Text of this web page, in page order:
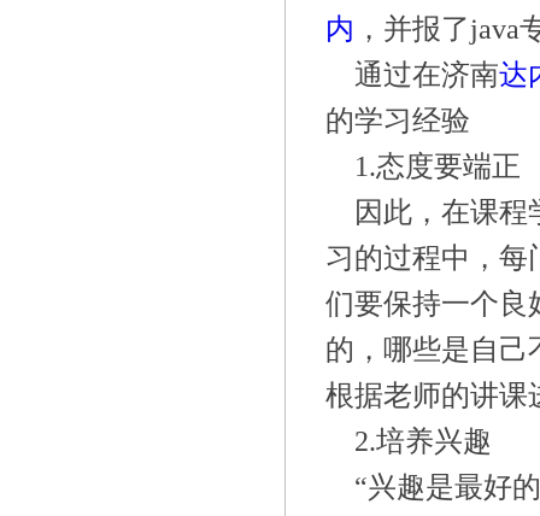
内 ，并报了java
通过在济南达
的学习经验
1.态度要端正
因此，在课
习的过程中，每
们要保持一个良
的，哪些是自己
根据老师的讲课
2.培养兴趣
“兴趣是最好